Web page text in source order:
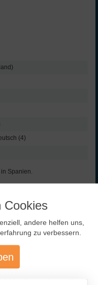
(4)
in Spanien.
Cookies
andere helfen uns,
zu verbessern.